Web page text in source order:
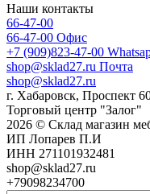
Наши контакты
66-47-00
66-47-00 Офис
+7 (909)823-47-00
shop@sklad27.ru Почта
shop@sklad27.ru
г. Хабаровск, Проспект
Торговый центр "Залог"
2026 © Склад магазин
ИП Лопарев П.И
ИНН 271101932481
shop@sklad27.ru
+79098234700